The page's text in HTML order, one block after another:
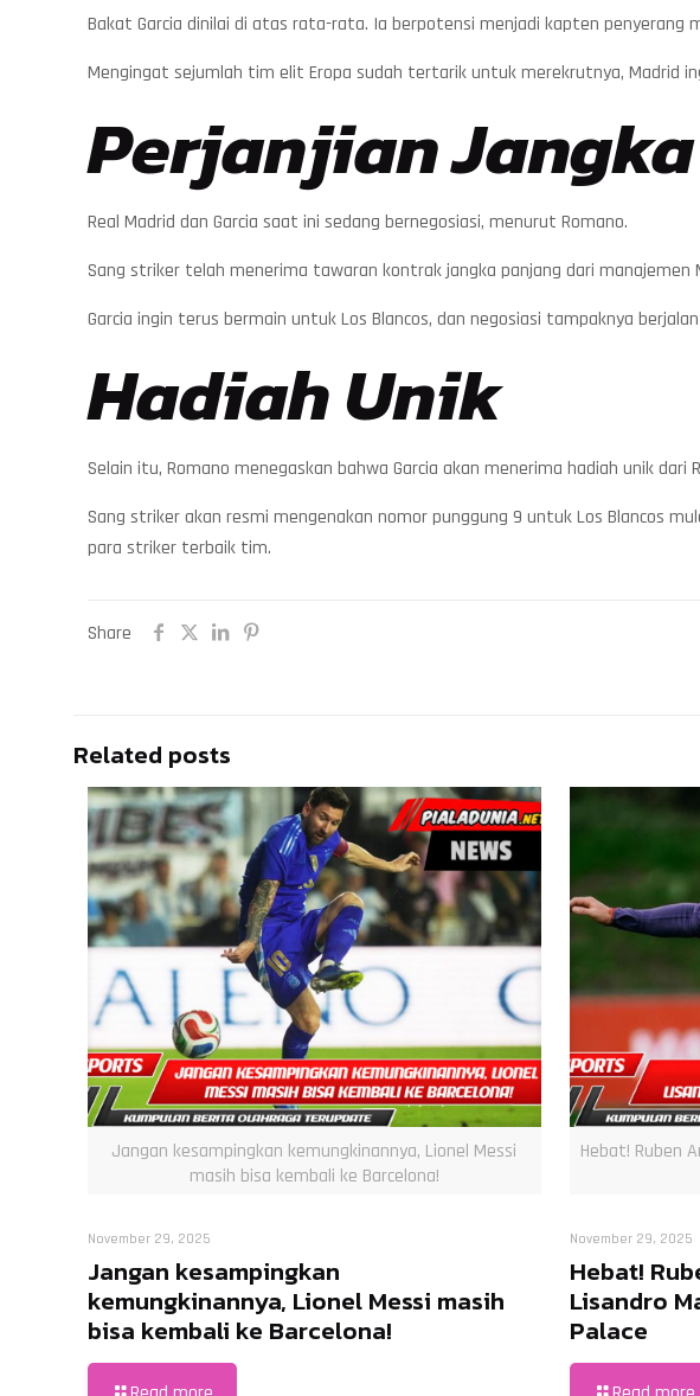
Bakat Garcia dinilai di atas rata-rata. Ia berpotensi menjadi kapten penyerang
Mengingat sejumlah tim elit Eropa sudah tertarik untuk merekrutnya, Madrid
Perjanjian
Real Madrid dan Garcia saat ini sedang bernegosiasi, menurut Romano.
Sang striker telah menerima tawaran kontrak jangka panjang dari manajemen
Garcia ingin terus bermain untuk Los Blancos, dan negosiasi tampaknya
Hadiah Unik
Selain itu, Romano menegaskan bahwa Garcia akan menerima hadiah unik dari
Sang striker akan resmi mengenakan nomor punggung 9 untuk Los Blancos
para striker terbaik tim.
Share
Related posts
Jangan kesampingkan kemungkinannya, Lionel Messi
masih bisa kembali ke Barcelona!
November 29, 2025
Jangan kesampingkan
kemungkinannya, Lionel Messi masih
bisa kembali ke Barcelona!
Hebat! Ruben
November 29, 2025
Hebat!
Lisandro
Palace